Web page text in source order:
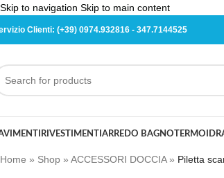
Skip to navigation Skip to main content
Clienti: (+39) 0974.932816 - 347.7144525
RIVESTIMENTI ARREDO BAGNO
Home » Shop » ACCESSORI DOCCIA» Piletta